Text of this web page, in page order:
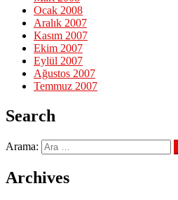
Ocak 2008
Aralık 2007
Kasım 2007
Ekim 2007
Eylül 2007
Ağustos 2007
Temmuz 2007
Search
Arama:
Archives